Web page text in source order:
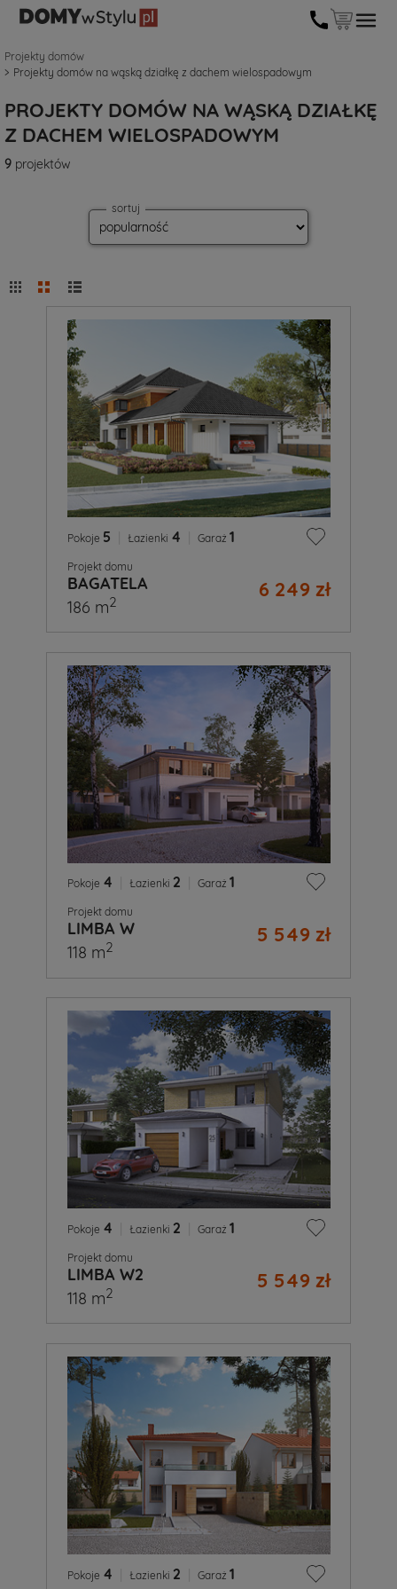
Projekty domów
Projekty domów na wąską działkę z dachem wielospadowym
PROJEKTY DOMÓW NA WĄSKĄ DZIAŁKĘ
Z DACHEM WIELOSPADOWYM
9 projektów
sortuj
Pokoje 5 Łazienki 4 Garaż 1
Projekt domu
BAGATELA 6 249 zł
186 m2
Pokoje 4 Łazienki 2 Garaż 1
Projekt domu
LIMBA W 5 549 zł
118 m2
Pokoje 4 Łazienki 2 Garaż 1
Projekt domu
LIMBA W2 5 549 zł
118 m2
Pokoje 4 Łazienki 2 Garaż 1